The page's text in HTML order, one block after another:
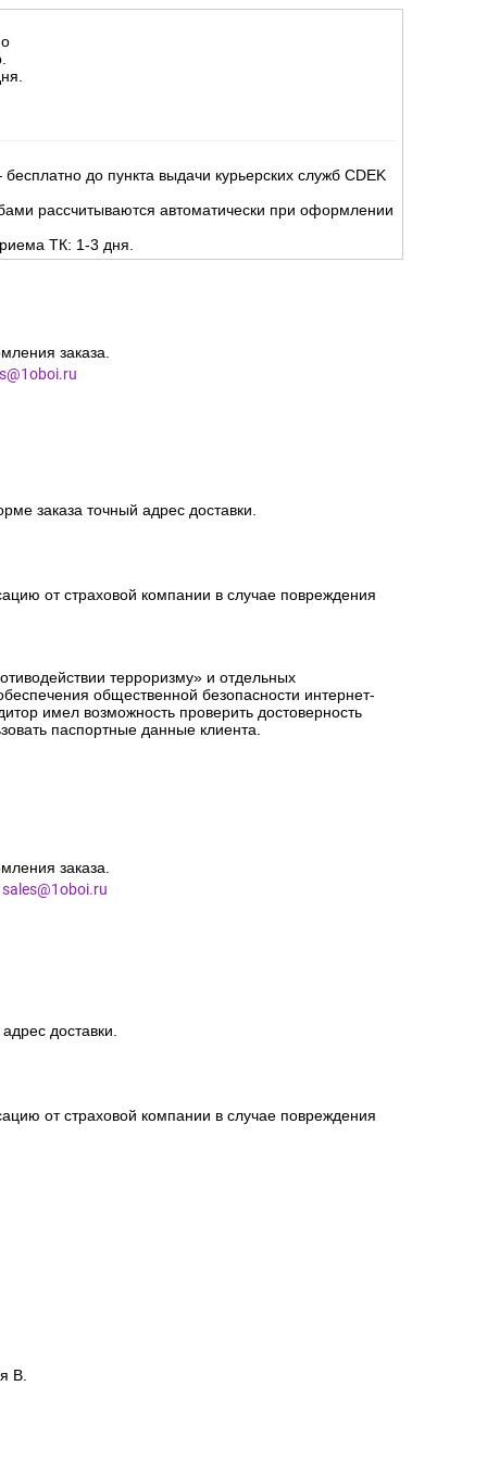
до пункта выдачи курьерских служб CDEK
рассчитываются автоматически при оформлении
ТК: 1-3 дня.
заказа.
заказа точный адрес доставки.
от страховой компании в случае повреждения
терроризму» и отдельных
общественной безопасности интернет-
имел возможность проверить достоверность
паспортные данные клиента.
заказа.
sales@1oboi.ru
доставки.
от страховой компании в случае повреждения
В.